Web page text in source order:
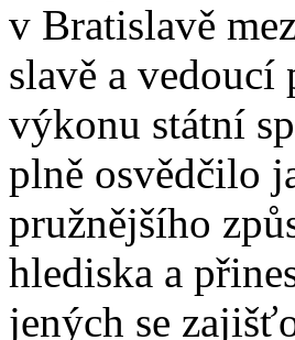
v Bratislavě
slavě a vedoucí
výkonu státní
plně osvědčilo
pružnějšího
hlediska a
jených se